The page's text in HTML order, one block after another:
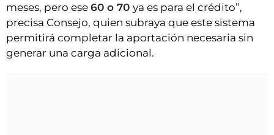
meses, pero ese 60 o 70 ya es para el crédito”,
precisa Consejo, quien subraya que este sistema
permitirá completar la aportación necesaria sin
generar una carga adicional.